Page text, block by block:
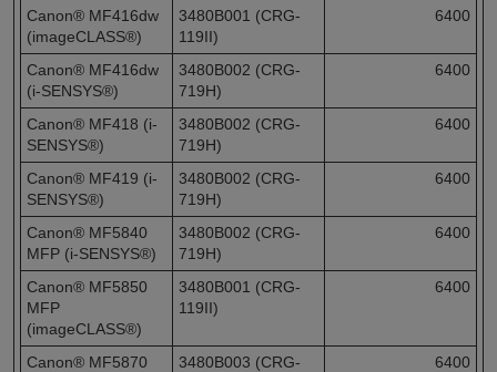
Canon® MF416dw
(imageCLASS®)
3480B001 (CRG-
119II)
6400
Canon® MF416dw
(i-SENSYS®)
3480B002 (CRG-
719H)
6400
Canon® MF418 (i-
SENSYS®)
3480B002 (CRG-
719H)
6400
Canon® MF419 (i-
SENSYS®)
3480B002 (CRG-
719H)
6400
Canon® MF5840
MFP (i-SENSYS®)
3480B002 (CRG-
719H)
6400
Canon® MF5850
MFP
(imageCLASS®)
3480B001 (CRG-
119II)
6400
Canon® MF5870
3480B003 (CRG-
6400